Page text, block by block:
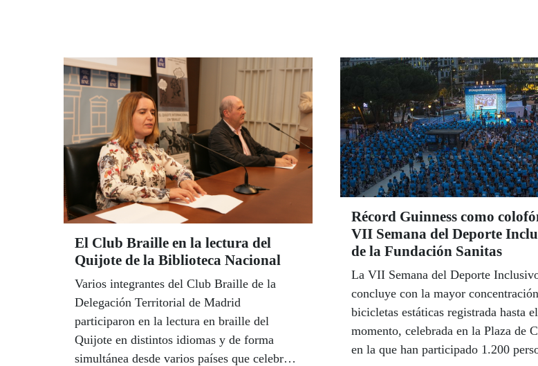
El Club Braille en la lectura del
Quijote de la Biblioteca Nacional
Varios integrantes del Club Braille de la
Delegación Territorial de Madrid
participaron en la lectura en braille del
Quijote en distintos idiomas y de forma
simultánea desde varios países que celebró
Récord Guinness como
VII Semana del Deporte
de la Fundación Sanitas
La VII Semana del Deporte
concluye con la mayor
bicicletas estáticas registrada hasta el
momento, celebrada en la Plaza de
en la que han participado 1.200